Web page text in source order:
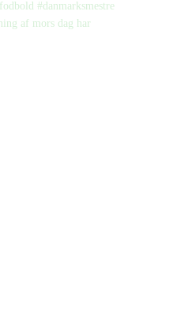
af mors dag har